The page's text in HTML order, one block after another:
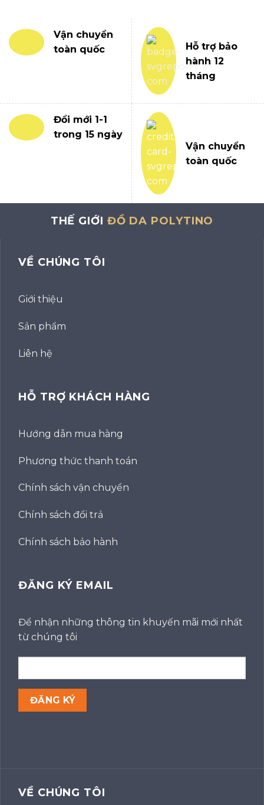
Vận chuyển
toàn quốc
Hỗ trợ bảo
hành 12
tháng
Đổi mới 1-1
trong 15 ngày
Vận chuyển
toàn quốc
THẾ GIỚI ĐỒ DA POLYTINO
VỀ CHÚNG TÔI
Giới thiệu
Sản phẩm
Liên hệ
HỖ TRỢ KHÁCH HÀNG
Hướng dẫn mua hàng
Phương thức thanh toán
Chính sách vận chuyển
Chính sách đổi trả
Chính sách bảo hành
ĐĂNG KÝ EMAIL
Để nhận những thông tin khuyến mãi mới nhất
từ chúng tôi
VỀ CHÚNG TÔI